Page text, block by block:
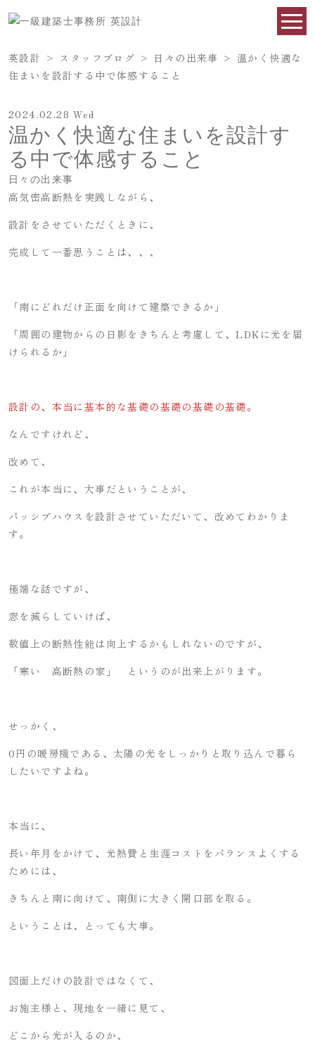
英設計 > スタッフブログ > 日々の出来事 > 温かく快適な
住まいを設計する中で体感すること
2024.02.28 Wed
温かく快適な住まいを設計す
る中で体感すること
日々の出来事
高気密高断熱を実践しながら、
設計をさせていただくときに、
完成して一番思うことは、、、
「南にどれだけ正面を向けて建築できるか」
「周囲の建物からの日影をきちんと考慮して、LDKに光を届
けられるか」
設計の、本当に基本的な基礎の基礎の基礎の基礎。
なんですけれど、
改めて、
これが本当に、大事だということが、
パッシブハウスを設計させていただいて、改めてわかりま
す。
極端な話ですが、
窓を減らしていけば、
数値上の断熱性能は向上するかもしれないのですが、
「寒い 高断熱の家」 というのが出来上がります。
せっかく、
0円の暖房機である、太陽の光をしっかりと取り込んで暮ら
したいですよね。
本当に、
長い年月をかけて、光熱費と生涯コストをバランスよくする
ためには、
きちんと南に向けて、南側に大きく開口部を取る。
ということは、とっても大事。
図面上だけの設計ではなくて、
お施主様と、現地を一緒に見て、
どこから光が入るのか、